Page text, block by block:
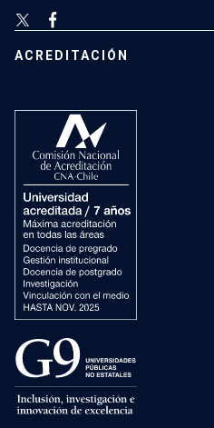
ACREDITACIÓN